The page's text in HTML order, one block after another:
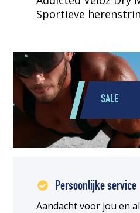
Sportieve
SALE
Persoonlijke service
Aandacht voor jou en